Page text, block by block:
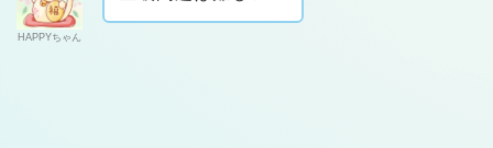
HAPPYちゃん